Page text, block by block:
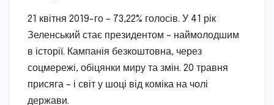
21 квітня 2019-го – 73,22% голосів. У 41 рік
Зеленський стає президентом – наймолодшим
в історії. Кампанія безкоштовна, через
соцмережі, обіцянки миру та змін. 20 травня
присяга – і світ у шоці від коміка на чолі
держави.